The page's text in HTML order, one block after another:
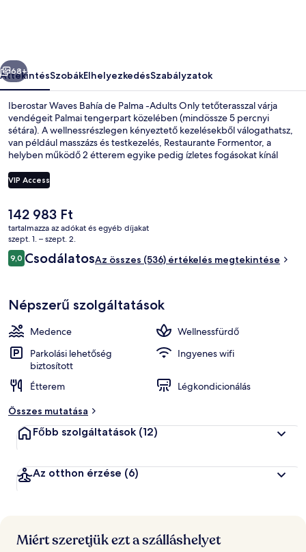
Only
képgalériája
Következő
68+
ÁttekintésSzobákElhelyezkedésSzabályzatok
Iberostar Waves Bahía de Palma -Adults Only tetőterasszal várja
vendégeit Palmai tengerpart közelében (mindössze 5 percnyi
sétára). A wellnessrészlegen kényeztető kezelésekből válogathatsz,
van például masszázs és testkezelés, Restaurante Formentor, a
helyben működő 2 étterem egyike pedig ízletes fogásokat kínál
medence melletti bár és szauna jóvoltából még nívósabb. Más
utazók imádják a hely következó jellemzőit: segítőkész személyzet.
VIP Access
A
jelenlegi
ár
142 983 Ft
142 983 Ft
tartalmazza az adókat és egyéb díjakat
szept. 1. – szept. 2.
Értékelések
9,09,0 ennyiből: 10
CsodálatosAz összes (536) értékelés megtekintése
Népszerű szolgáltatások
Medence
Wellnessfürdő
Parkolási lehetőség
biztosított
Ingyenes wifi
Étterem
Légkondicionálás
Összes mutatása
Főbb szolgáltatások (12)
Az otthon érzése (6)
Miért szeretjük ezt a szálláshelyet